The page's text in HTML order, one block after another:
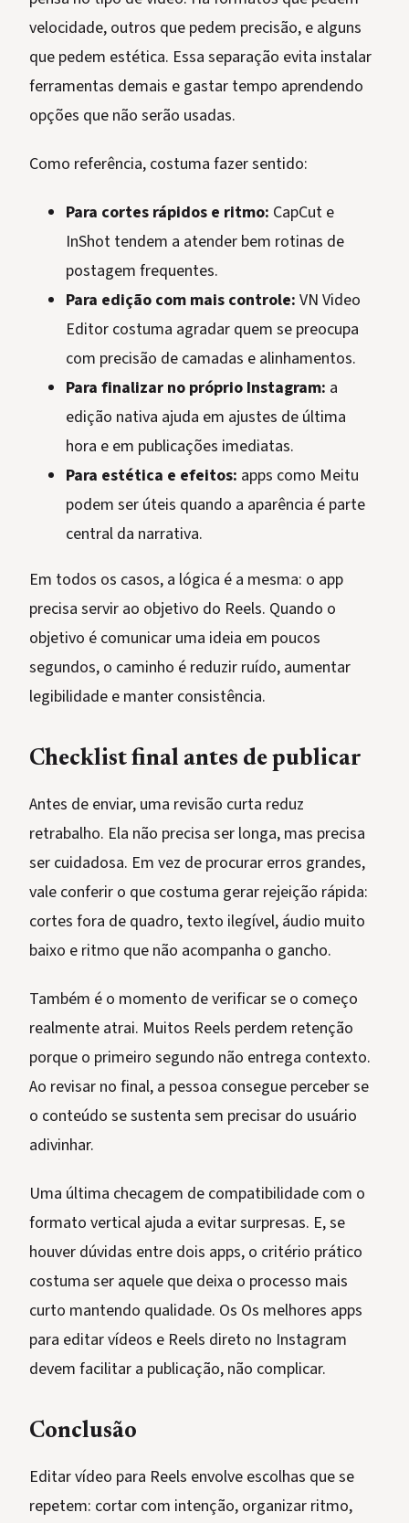
velocidade, outros que pedem precisão, e alguns
que pedem estética. Essa separação evita instalar
ferramentas demais e gastar tempo aprendendo
opções que não serão usadas.
Como referência, costuma fazer sentido:
Para cortes rápidos e ritmo: CapCut e
InShot tendem a atender bem rotinas de
postagem frequentes.
Para edição com mais controle: VN Video
Editor costuma agradar quem se preocupa
com precisão de camadas e alinhamentos.
Para finalizar no próprio Instagram: a
edição nativa ajuda em ajustes de última
hora e em publicações imediatas.
Para estética e efeitos: apps como Meitu
podem ser úteis quando a aparência é parte
central da narrativa.
Em todos os casos, a lógica é a mesma: o app
precisa servir ao objetivo do Reels. Quando o
objetivo é comunicar uma ideia em poucos
segundos, o caminho é reduzir ruído, aumentar
legibilidade e manter consistência.
Checklist final antes de publicar
Antes de enviar, uma revisão curta reduz
retrabalho. Ela não precisa ser longa, mas precisa
ser cuidadosa. Em vez de procurar erros grandes,
vale conferir o que costuma gerar rejeição rápida:
cortes fora de quadro, texto ilegível, áudio muito
baixo e ritmo que não acompanha o gancho.
Também é o momento de verificar se o começo
realmente atrai. Muitos Reels perdem retenção
porque o primeiro segundo não entrega contexto.
Ao revisar no final, a pessoa consegue perceber se
o conteúdo se sustenta sem precisar do usuário
adivinhar.
Uma última checagem de compatibilidade com o
formato vertical ajuda a evitar surpresas. E, se
houver dúvidas entre dois apps, o critério prático
costuma ser aquele que deixa o processo mais
curto mantendo qualidade. Os Os melhores apps
para editar vídeos e Reels direto no Instagram
devem facilitar a publicação, não complicar.
Conclusão
Editar vídeo para Reels envolve escolhas que se
repetem: cortar com intenção, organizar ritmo,